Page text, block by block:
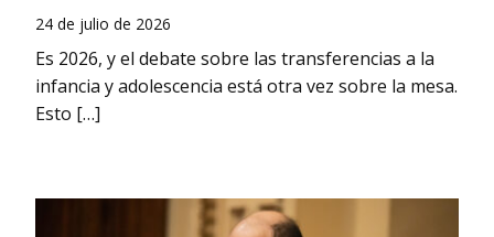
24 de julio de 2026
Es 2026, y el debate sobre las transferencias a la
infancia y adolescencia está otra vez sobre la mesa.
Esto […]